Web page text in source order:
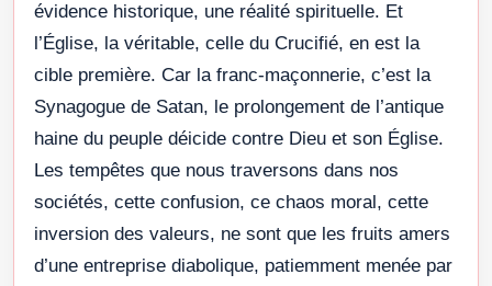
évidence historique, une réalité spirituelle. Et
l’Église, la véritable, celle du Crucifié, en est la
cible première. Car la franc-maçonnerie, c’est la
Synagogue de Satan, le prolongement de l’antique
haine du peuple déicide contre Dieu et son Église.
Les tempêtes que nous traversons dans nos
sociétés, cette confusion, ce chaos moral, cette
inversion des valeurs, ne sont que les fruits amers
d’une entreprise diabolique, patiemment menée par